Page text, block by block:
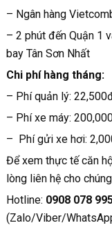
– Ngân hàng
– 2 phút đến Quận 1
bay Tân Sơn Nhất
Chi phí hàng tháng:
– Phí quản lý:
– Phí xe máy:
– Phí gửi xe hơi:
Để xem thực tế căn
lòng liên hệ cho
Hotline: 0908 078
(Zalo/Viber/